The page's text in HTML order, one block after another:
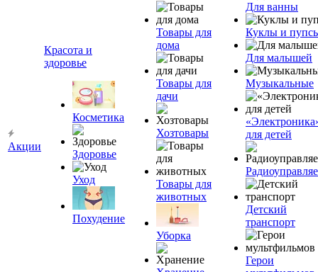
Акции
Красота и
здоровье
Косметика
Здоровье
Уход
Похудение
Товары для
дома
Товары для
дачи
Хозтовары
Товары для
животных
Уборка
Для ванны
Куклы и
Для малышей
Музыкальные
для детей
Детский
транспорт
Герои